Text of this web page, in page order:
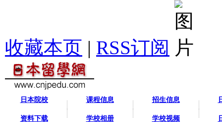
收藏本页 | RSS订阅
日本院校 课程信息 招生信息
资料下载 学校相册 学校视频